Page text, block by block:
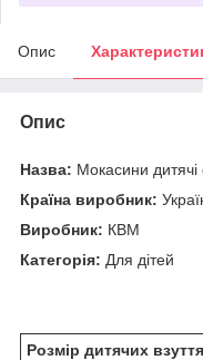
Опис
Опис
Назва: Мокасини
Країна виробник:
Виробник: КВМ
Категорія: Для дітей
Розмір дитячих взуття